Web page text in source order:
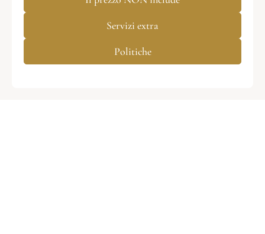
Servizi extra
Politiche